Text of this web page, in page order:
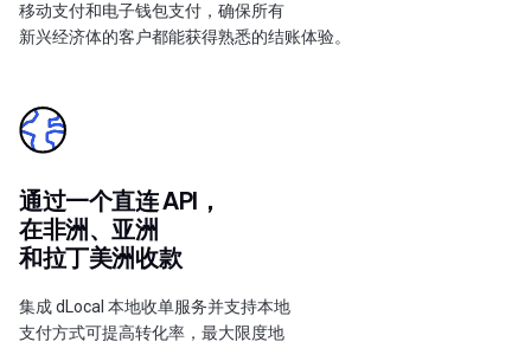
移动支付和电子钱包支付，确保所有
新兴经济体的客户都能获得熟悉的结账体验。
通过一个直连 API，
在非洲、亚洲
和拉丁美洲收款
集成 dLocal 本地收单服务并支持本地
支付方式可提高转化率，最大限度地